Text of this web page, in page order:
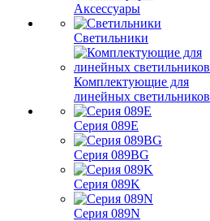
Аксессуары
Светильники
Комплектующие для
линейных светильников
Серия 089E
Серия 089BG
Серия 089K
Серия 089N